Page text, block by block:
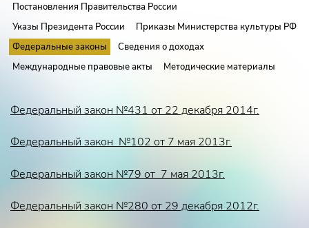
Постановления Правительства России
Указы Президента России
Приказы Министерства культуры РФ
Федеральные законы
Сведения о доходах
Международные правовые акты
Методические материалы
Федеральный закон №431 от 22 декабря 2014г.
Федеральный закон №102 от 7 мая 2013г.
Федеральный закон №79 от 7 мая 2013г.
Федеральный закон №280 от 29 декабря 2012г.